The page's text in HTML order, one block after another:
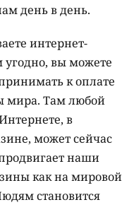
день в день.
интернет-
угодно, вы можете
к оплате
мира. Там любой
в
может сейчас
наши
как на мировой
становится